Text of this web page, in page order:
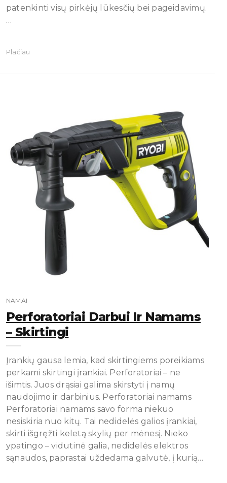
patenkinti visų pirkėjų lūkesčių bei pageidavimų.
…
Plačiau
NAMAI
Perforatoriai Darbui Ir Namams
– Skirtingi
Įrankių gausa lemia, kad skirtingiems poreikiams
perkami skirtingi įrankiai. Perforatoriai – ne
išimtis. Juos drąsiai galima skirstyti į namų
naudojimo ir darbinius. Perforatoriai namams
Perforatoriai namams savo forma niekuo
nesiskiria nuo kitų. Tai nedidelės galios įrankiai,
skirti išgręžti keletą skylių per mėnesį. Nieko
ypatingo – vidutinė galia, nedidelės elektros
sąnaudos, paprastai uždedama galvutė, į kurią…